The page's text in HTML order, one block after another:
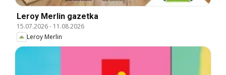
Leroy Merlin gazetka
15.07.2026- 11.08.2026
Leroy Merlin